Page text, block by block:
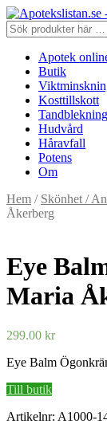
Apotek
Butik
Kosttillskott
Tandblekning
Hudvård
Håravfall
Potens
Om
Hem / Skönhet /
Åkerberg
Eye
Maria
299.00 kr
Eye Balm
Till butik
Artikelnr: A1000-